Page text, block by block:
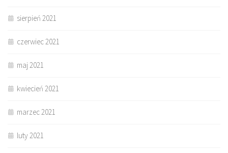
sierpień 2021
czerwiec 2021
maj 2021
kwiecień 2021
marzec 2021
luty 2021